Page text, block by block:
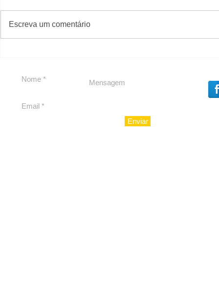
Escreva um comentário
#Sugestões
Enviar